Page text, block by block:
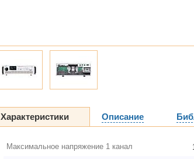
Характеристики Описание
Максимальное напряжение 1 канал